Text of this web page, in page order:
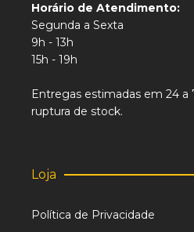
Horário de Atendimento:
Segunda a Sexta
9h - 13h
15h - 19h
Entregas estimadas em 24 a
ruptura de stock.
Loja
Política de Privacidade